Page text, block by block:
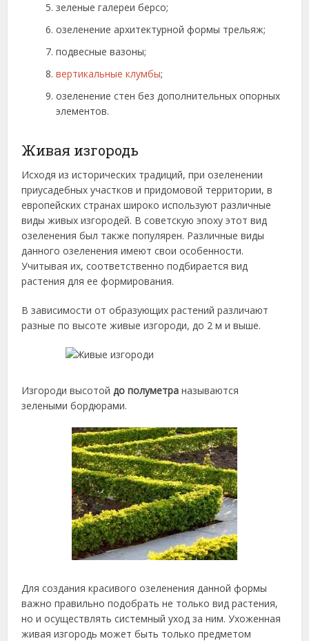
зеленые галереи берсо;
озеленение архитектурной формы трельяж;
подвесные вазоны;
вертикальные клумбы;
озеленение стен без дополнительных опорных
элементов.
Живая изгородь
Исходя из исторических традиций, при озеленении
приусадебных участков и придомовой территории, в
европейских странах широко используют различные
виды живых изгородей. В советскую эпоху этот вид
озеленения был также популярен. Различные виды
данного озеленения имеют свои особенности.
Учитывая их, соответственно подбирается вид
растения для ее формирования.
В зависимости от образующих растений различают
разные по высоте живые изгороди, до 2 м и выше.
Изгороди высотойдо полуметра называются
зелеными бордюрами.
Для создания красивого озеленения данной формы
важно правильно подобрать не только вид растения,
но и осуществлять системный уход за ним. Ухоженная
живая изгородь может быть только предметом